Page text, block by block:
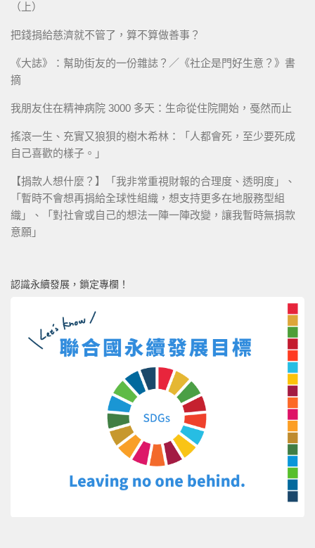
（上）
把錢捐給慈濟就不管了，算不算做善事？
《大誌》：幫助街友的一份雜誌？／《社企是門好生意？》書
摘
我朋友住在精神病院 3000 多天：生命從住院開始，戞然而止
搖滾一生、充實又狼狽的樹木希林：「人都會死，至少要死成
自己喜歡的樣子。」
【捐款人想什麼？】「我非常重視財報的合理度、透明度」、
「暫時不會想再捐給全球性組織，想支持更多在地服務型組
織」、「對社會或自己的想法一陣一陣改變，讓我暫時無捐款
意願」
認識永續發展，鎖定專欄！